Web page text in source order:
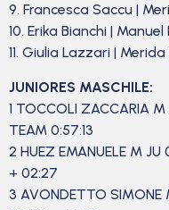
9. Francesca Saccu |
10. Erika Bianchi | Manuel
11. Giulia Lazzari |
JUNIORES MASCHILE:
1 TOCCOLI ZACCARIA
TEAM 0:57:13
2 HUEZ EMANUELE M
+ 02:27
3 AVONDETTO SIMONE